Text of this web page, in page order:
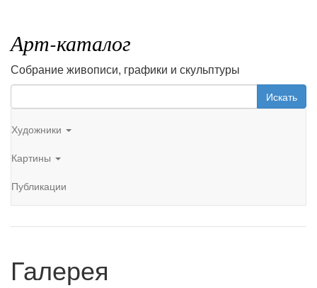
Арт-каталог
Собрание живописи, графики и скульптуры
Искать
Художники
Картины
Публикации
Галерея